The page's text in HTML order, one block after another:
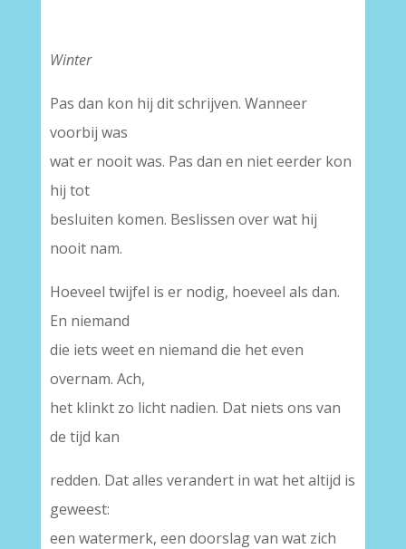
Winter
Pas dan kon hij dit schrijven. Wanneer
voorbij was
wat er nooit was. Pas dan en niet eerder kon
hij tot
besluiten komen. Beslissen over wat hij
nooit nam.
Hoeveel twijfel is er nodig, hoeveel als dan.
En niemand
die iets weet en niemand die het even
overnam. Ach,
het klinkt zo licht nadien. Dat niets ons van
de tijd kan
redden. Dat alles verandert in wat het altijd is
geweest:
een watermerk, een doorslag van wat zich